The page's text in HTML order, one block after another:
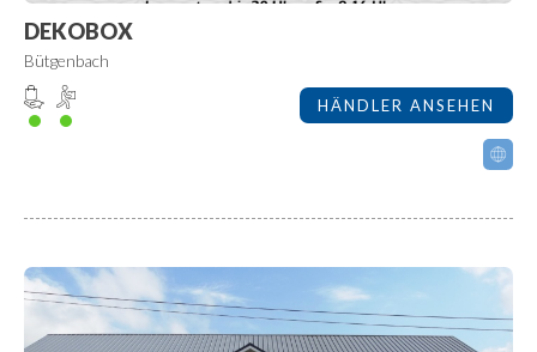
DEKOBOX
Bütgenbach
HÄNDLER ANSEHEN